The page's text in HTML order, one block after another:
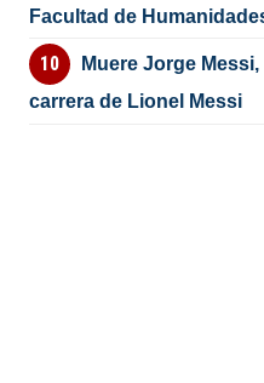
Facultad de
Muere Jorge
carrera de Lionel Messi